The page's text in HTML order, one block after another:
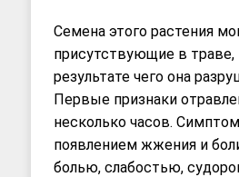
Семена этого растения
присутствующие в траве,
результате чего она
Первые признаки
несколько часов.
появлением жжения и
болью, слабостью,